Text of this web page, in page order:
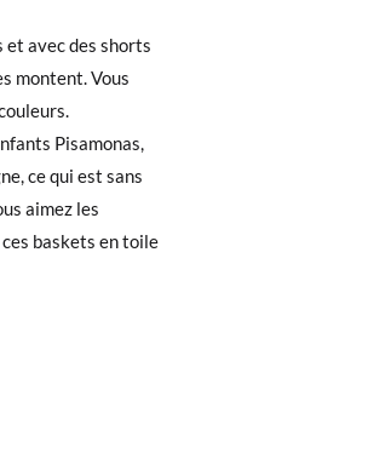
et avec des shorts
montent. Vous
Pisamonas,
ce qui est sans
aimez les
baskets en toile
doit être passée
facilement
en tant
l'adresse e-mail
réception.
intérieure
36 37